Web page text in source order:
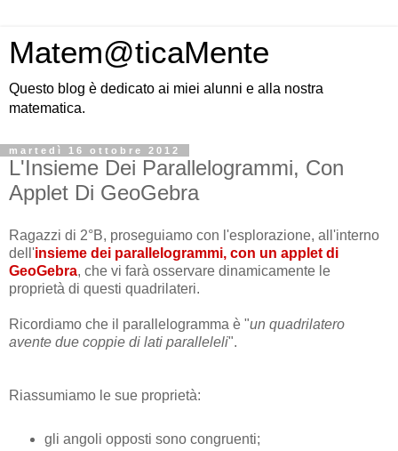
Matem@ticaMente
Questo blog è dedicato ai miei alunni e alla nostra
matematica.
martedì 16 ottobre 2012
L'Insieme Dei Parallelogrammi, Con
Applet Di GeoGebra
Ragazzi di 2°B, proseguiamo con l'esplorazione, all'interno
dell'insieme dei parallelogrammi, con un applet di
GeoGebra, che vi farà osservare dinamicamente le
proprietà di questi quadrilateri.
Ricordiamo che il parallelogramma è "un quadrilatero
avente due coppie di lati paralleleli".
Riassumiamo le sue proprietà:
gli angoli opposti sono congruenti;